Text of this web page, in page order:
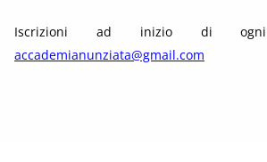
Iscrizioni ad inizio di
accademianunziata@gmail.com